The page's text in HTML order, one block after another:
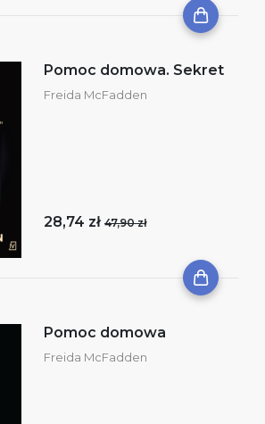
Pomoc domowa. Sekret
Freida McFadden
28,74 zł 47,90 zł
Pomoc domowa
Freida McFadden